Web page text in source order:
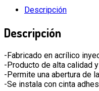
Descripción
Descripción
-Fabricado en acrílico
-Producto de alta calidad
-Permite una abertura de
-Se instala con cinta